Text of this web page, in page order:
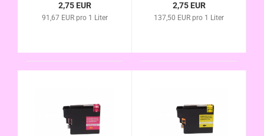
MFC-J415 W , DCP-
J125 , DCP-J140W ,
2,75 EUR
91,67 EUR pro 1 Liter
J415 W , DCP-J125 ,
DCP-J315 W , DCP-
2,75 EUR
137,50 EUR pro 1 Liter